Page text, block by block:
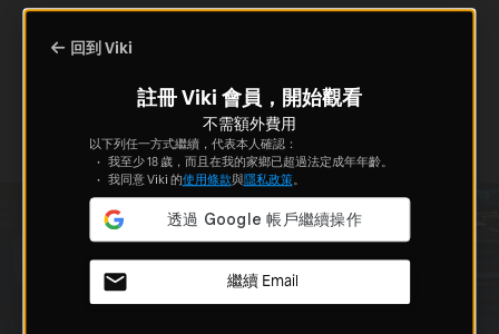
回到 Viki
註冊 Viki 會員，開始觀看
不需額外費用
以下列任一方式繼續，代表本人確認：
我至少 18 歲，而且在我的家鄉已超過法定成年年齡。
我同意 Viki 的使用條款與隱私政策。
繼續 Email